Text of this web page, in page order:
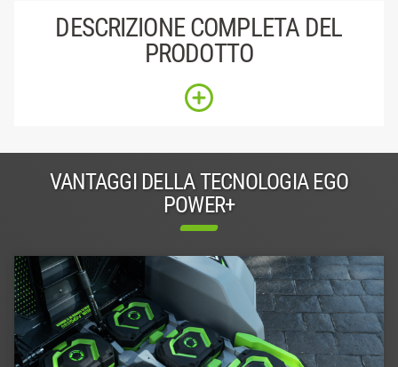
DESCRIZIONE COMPLETA DEL
PRODOTTO
VANTAGGI DELLA TECNOLOGIA EGO
POWER+